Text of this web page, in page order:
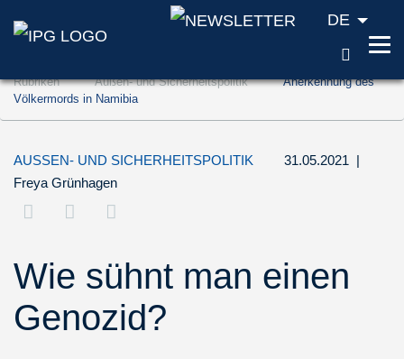
Zum Inhalt springen (Accesskey '1')
Zur Suche springen (Accesskey '2')
DE
Rubriken Außen- und Sicherheitspolitik
Anerkennung des
Völkermords in Namibia
AUSSEN- UND SICHERHEITSPOLITIK 31.05.2021 |
Freya Grünhagen
Wie sühnt man einen
Genozid?